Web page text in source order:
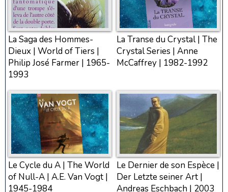
La Saga des Hommes-
Dieux | World of Tiers |
Philip José Farmer | 1965-
1993
La Transe du Crystal | The
Crystal Series | Anne
McCaffrey | 1982-1992
Le Cycle du A | The World
of Null-A | A.E. Van Vogt |
1945-1984
Le Dernier de son Espèce |
Der Letzte seiner Art |
Andreas Eschbach | 2003